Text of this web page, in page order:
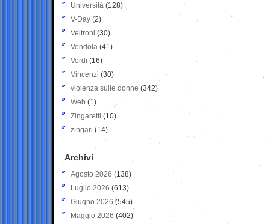
Università (128)
V-Day (2)
Veltroni (30)
Vendola (41)
Verdi (16)
Vincenzi (30)
violenza sulle donne (342)
Web (1)
Zingaretti (10)
zingari (14)
Archivi
Agosto 2026 (138)
Luglio 2026 (613)
Giugno 2026 (545)
Maggio 2026 (402)